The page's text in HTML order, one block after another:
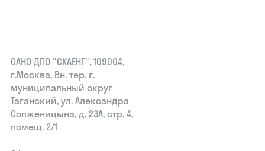
ОАНО ДПО "СКАЕНГ", 109004,
г.Москва, Вн. тер. г.
муниципальный округ
Таганский, ул. Александра
Солженицына, д. 23А, стр. 4,
помещ. 2/1